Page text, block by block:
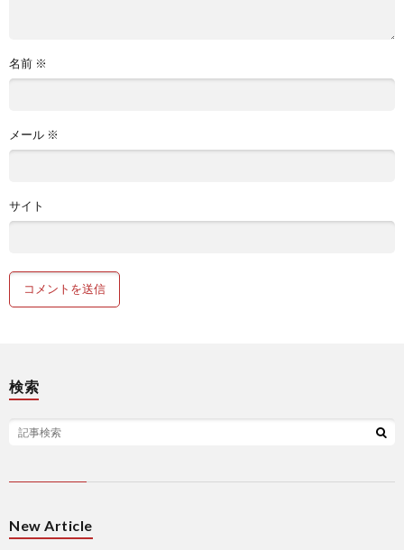
名前 ※
メール ※
サイト
検索
New Article